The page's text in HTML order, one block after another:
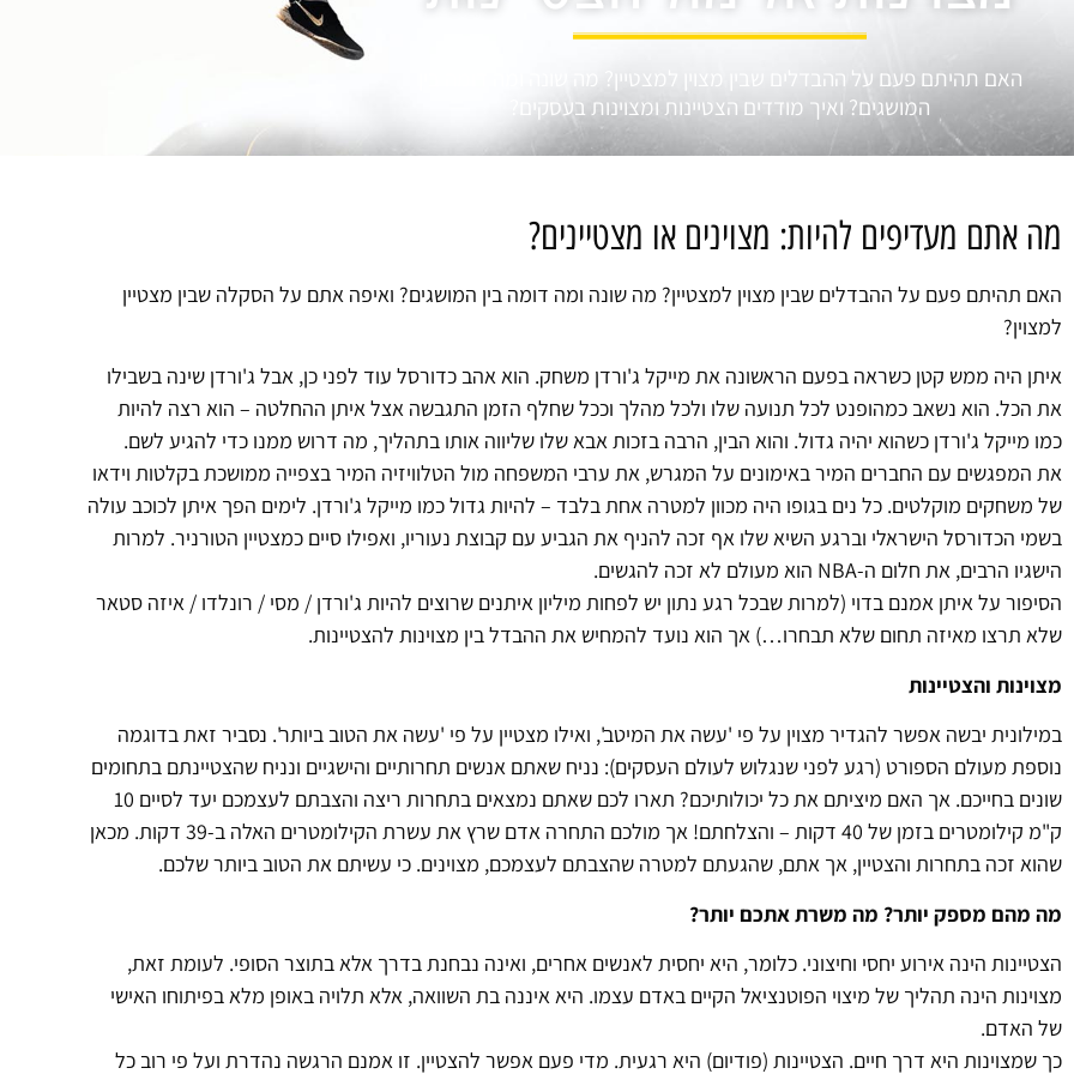
האם תהיתם פעם על ההבדלים שבין מצוין למצטיין? מה שונה ומה דומה בין
המושגים? ואיך מודדים הצטיינות ומצוינות בעסקים?
מה אתם מעדיפים להיות: מצוינים או מצטיינים?
האם תהיתם פעם על ההבדלים שבין מצוין למצטיין? מה שונה ומה דומה בין המושגים? ואיפה אתם על הסקלה שבין מצטיין
למצוין?
איתן היה ממש קטן כשראה בפעם הראשונה את מייקל ג'ורדן משחק. הוא אהב כדורסל עוד לפני כן, אבל ג'ורדן שינה בשבילו
את הכל. הוא נשאב כמהופנט לכל תנועה שלו ולכל מהלך וככל שחלף הזמן התגבשה אצל איתן ההחלטה – הוא רצה להיות
כמו מייקל ג'ורדן כשהוא יהיה גדול. והוא הבין, הרבה בזכות אבא שלו שליווה אותו בתהליך, מה דרוש ממנו כדי להגיע לשם.
את המפגשים עם החברים המיר באימונים על המגרש, את ערבי המשפחה מול הטלוויזיה המיר בצפייה ממושכת בקלטות וידאו
של משחקים מוקלטים. כל נים בגופו היה מכוון למטרה אחת בלבד – להיות גדול כמו מייקל ג'ורדן. לימים הפך איתן לכוכב עולה
בשמי הכדורסל הישראלי וברגע השיא שלו אף זכה להניף את הגביע עם קבוצת נעוריו, ואפילו סיים כמצטיין הטורניר. למרות
הישגיו הרבים, את חלום ה-NBA הוא מעולם לא זכה להגשים.
הסיפור על איתן אמנם בדוי (למרות שבכל רגע נתון יש לפחות מיליון איתנים שרוצים להיות ג'ורדן / מסי / רונלדו / איזה סטאר
שלא תרצו מאיזה תחום שלא תבחרו…) אך הוא נועד להמחיש את ההבדל בין מצוינות להצטיינות.
מצוינות והצטיינות
במילונית יבשה אפשר להגדיר מצוין על פי 'עשה את המיטב', ואילו מצטיין על פי 'עשה את הטוב ביותר'. נסביר זאת בדוגמה
נוספת מעולם הספורט (רגע לפני שנגלוש לעולם העסקים): נניח שאתם אנשים תחרותיים והישגיים ונניח שהצטיינתם בתחומים
שונים בחייכם. אך האם מיציתם את כל יכולותיכם? תארו לכם שאתם נמצאים בתחרות ריצה והצבתם לעצמכם יעד לסיים 10
ק"מ קילומטרים בזמן של 40 דקות – והצלחתם! אך מולכם התחרה אדם שרץ את עשרת הקילומטרים האלה ב-39 דקות. מכאן
שהוא זכה בתחרות והצטיין, אך אתם, שהגעתם למטרה שהצבתם לעצמכם, מצוינים. כי עשיתם את הטוב ביותר שלכם.
מה מהם מספק יותר? מה משרת אתכם יותר?
הצטיינות הינה אירוע יחסי וחיצוני. כלומר, היא יחסית לאנשים אחרים, ואינה נבחנת בדרך אלא בתוצר הסופי. לעומת זאת,
מצוינות הינה תהליך של מיצוי הפוטנציאל הקיים באדם עצמו. היא איננה בת השוואה, אלא תלויה באופן מלא בפיתוחו האישי
של האדם.
כך שמצוינות היא דרך חיים. הצטיינות (פודיום) היא רגעית. מדי פעם אפשר להצטיין. זו אמנם הרגשה נהדרת ועל פי רוב כל